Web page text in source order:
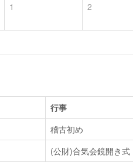
1 2
行事
稽古初め
(公財)合気会鏡開き式